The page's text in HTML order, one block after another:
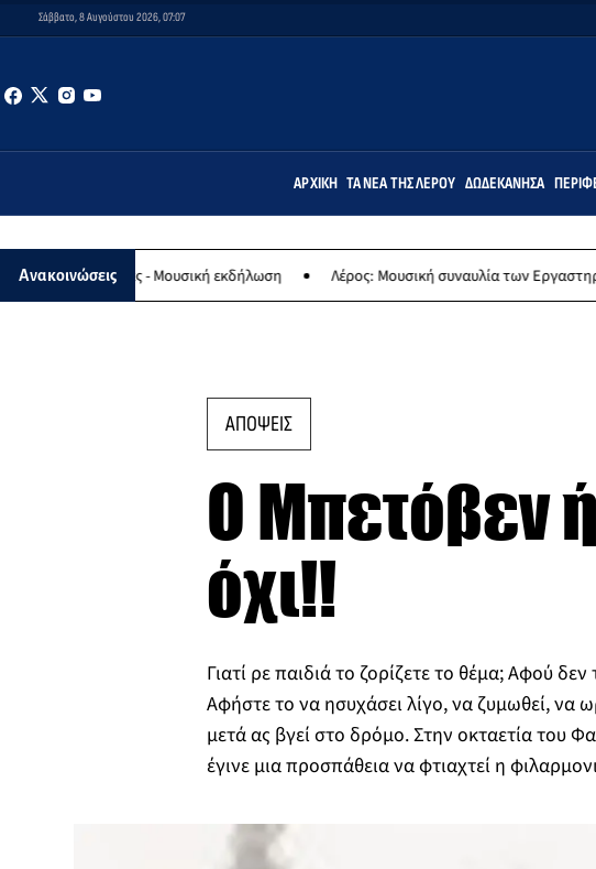
Σάββατο, 8 Αυγούστου 2026, 07:07
ΑΡΧΙΚΉ ΤΑ ΝΈΑ ΤΗΣ ΛΈΡΟΥ ΔΩΔΕΚΆΝΗΣΑ
Ανακοινώσεις
- Μουσική εκδήλωση Λέρος: Μουσική συναυλία των Εργαστηρίων
ΑΠΟΨΕΙΣ
Ο Μπετόβεν
όχι!!
Γιατί ρε παιδιά το ζορίζετε το θέμα; Αφού δεν
Αφήστε το να ησυχάσει λίγο, να ζυμωθεί, να
μετά ας βγεί στο δρόμο. Στην οκταετία του
έγινε μια προσπάθεια να φτιαχτεί η